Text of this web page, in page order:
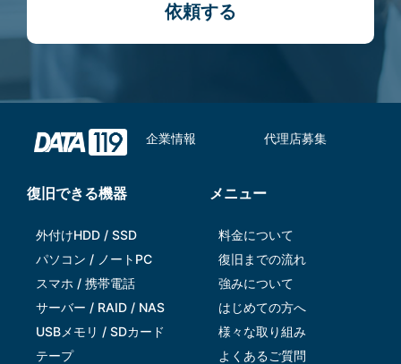
依頼する
企業情報 代理店募集
復旧できる機器
外付けHDD / SSD
パソコン / ノートPC
スマホ / 携帯電話
サーバー / RAID / NAS
USBメモリ / SDカード
テープ
メニュー
料金について
復旧までの流れ
強みについて
はじめての方へ
様々な取り組み
よくあるご質問